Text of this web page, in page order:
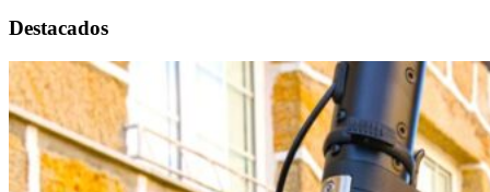
Destacados